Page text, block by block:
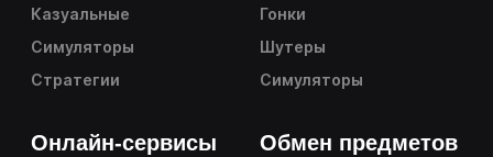
Казуальные
Симуляторы
Стратегии
Гонки
Шутеры
Симуляторы
Онлайн-сервисы Обмен предметов